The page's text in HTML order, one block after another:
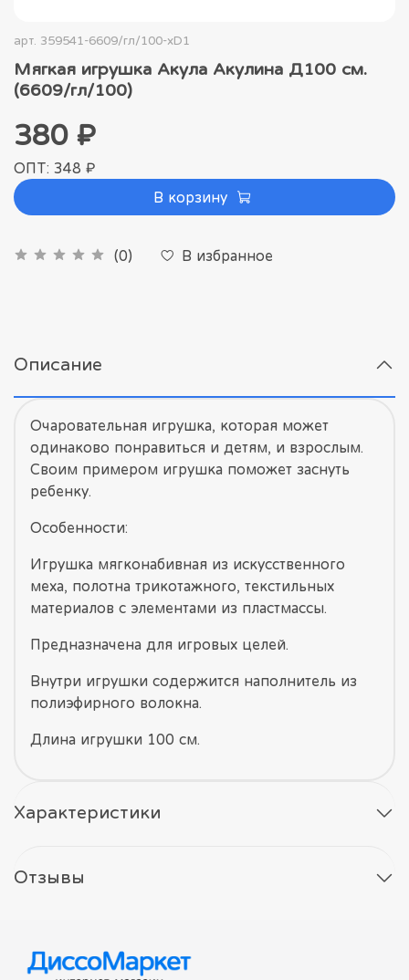
арт. 359541-6609/гл/100-xD1
Мягкая игрушка Акула Акулина Д100 см.
(6609/гл/100)
(0) В избранное
380 ₽
ОПТ: 348 ₽
В корзину
Описание
Очаровательная игрушка, которая может
одинаково понравиться и детям, и взрослым.
Своим примером игрушка поможет заснуть
ребенку.
Особенности:
Игрушка мягконабивная из искусственного
меха, полотна трикотажного, текстильных
материалов с элементами из пластмассы.
Предназначена для игровых целей.
Внутри игрушки содержится наполнитель из
полиэфирного волокна.
Длина игрушки 100 см.
Характеристики
Отзывы